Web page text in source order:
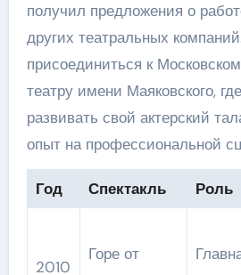
получил предложения о
других театральных
присоединиться к
театру имени Маяковского,
развивать свой актерский
опыт на профессиональной
Год Спектакль Роль
2010
Горе от